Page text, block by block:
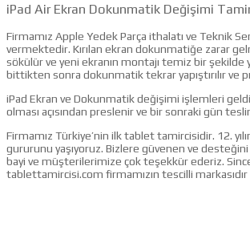
iPad Air Ekran Dokunmatik Değişimi
Firmamız Apple Yedek Parça ithalatı ve Teknik
vermektedir. Kırılan ekran dokunmatiğe zarar
sökülür ve yeni ekranın montajı temiz bir şekilde
bittikten sonra dokunmatik tekrar yapıştırılır ve
iPad Ekran ve Dokunmatik değişimi işlemleri
olması açısından preslenir ve bir sonraki gün
Firmamız Türkiye’nin ilk tablet tamircisidir. 12.
gururunu yaşıyoruz. Bizlere güvenen ve
bayi ve müşterilerimize çok teşekkür ederiz.
tablettamircisi.com firmamızın tescilli markasıdır